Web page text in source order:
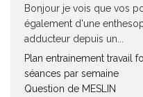
Bonjour je vois que vos
également d'une
adducteur depuis un...
Plan entrainement travail
séances par semaine
Question de MESLIN